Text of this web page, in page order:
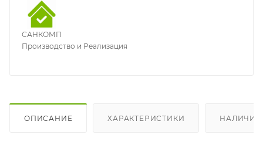
САНКОМП
Производство и Реализация
ОПИСАНИЕ ХАРАКТЕРИСТИКИ НАЛИЧИЕ